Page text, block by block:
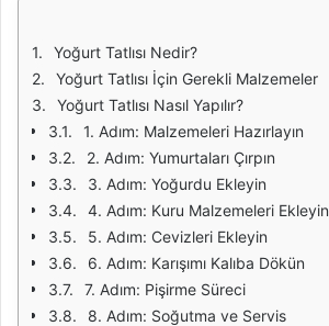
Yoğurt Tatlısı Nedir?
Yoğurt Tatlısı İçin Gerekli Malzemeler
Yoğurt Tatlısı Nasıl Yapılır?
1. Adım: Malzemeleri Hazırlayın
2. Adım: Yumurtaları Çırpın
3. Adım: Yoğurdu Ekleyin
4. Adım: Kuru Malzemeleri Ekleyin
5. Adım: Cevizleri Ekleyin
6. Adım: Karışımı Kalıba Dökün
7. Adım: Pişirme Süreci
8. Adım: Soğutma ve Servis